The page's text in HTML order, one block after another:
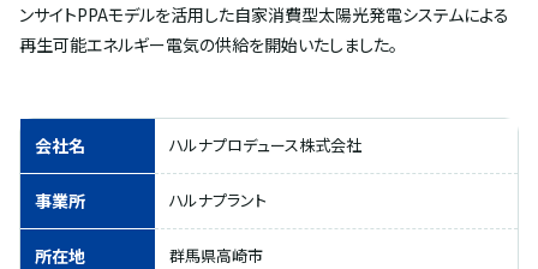
ンサイトPPAモデルを活用した自家消費型太陽光発電システムによる
再生可能エネルギー電気の供給を開始いたしました。
会社名 ハルナプロデュース株式会社
事業所 ハルナプラント
所在地 群馬県高崎市